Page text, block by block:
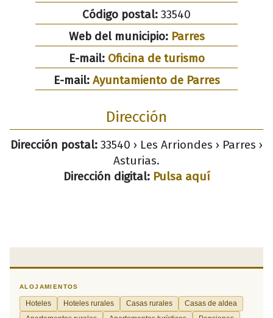
Código postal: 33540
Web del municipio: Parres
E-mail: Oficina de turismo
E-mail: Ayuntamiento de Parres
Dirección
Dirección postal: 33540 › Les Arriondes › Parres ›
Asturias.
Dirección digital: Pulsa aquí